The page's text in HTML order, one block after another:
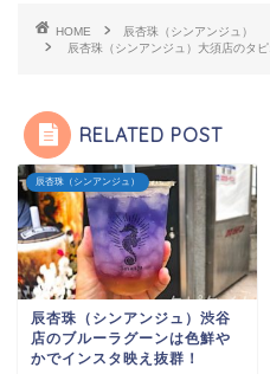
HOME
辰杏珠（シンアンジュ）
辰杏珠（シンアンジュ）大須店のタ
RELATED POST
辰杏珠（シンアンジュ）
辰杏珠（シンアンジュ）渋谷
店のブルーラグーンは色鮮や
かでインスタ映え抜群！